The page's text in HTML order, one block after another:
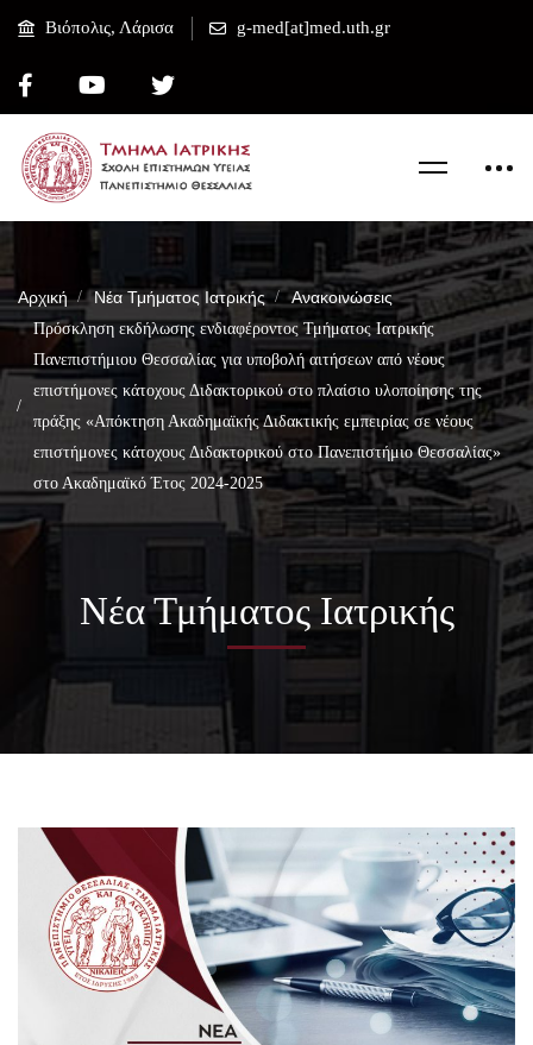
Βιόπολις, Λάρισα g-med[at]med.uth.gr
Αρχική Νέα Τμήματος Ιατρικής Ανακοινώσεις
Πρόσκληση εκδήλωσης ενδιαφέροντος Τμήματος Ιατρικής
Πανεπιστήμιου Θεσσαλίας για υποβολή αιτήσεων από νέους
επιστήμονες κάτοχους Διδακτορικού στο πλαίσιο υλοποίησης της
πράξης «Απόκτηση Ακαδημαϊκής Διδακτικής εμπειρίας σε νέους
επιστήμονες κάτοχους Διδακτορικού στο Πανεπιστήμιο Θεσσαλίας»
στο Ακαδημαϊκό Έτος 2024-2025
Νέα Τμήματος Ιατρικής